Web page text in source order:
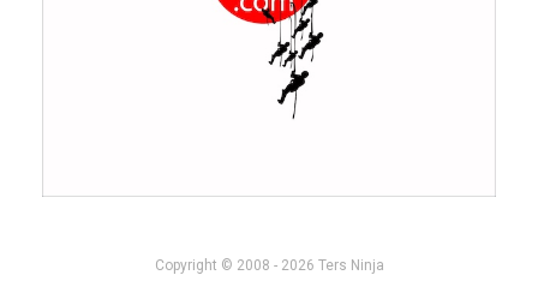
Copyright © 2008 - 2026 Ters Ninja